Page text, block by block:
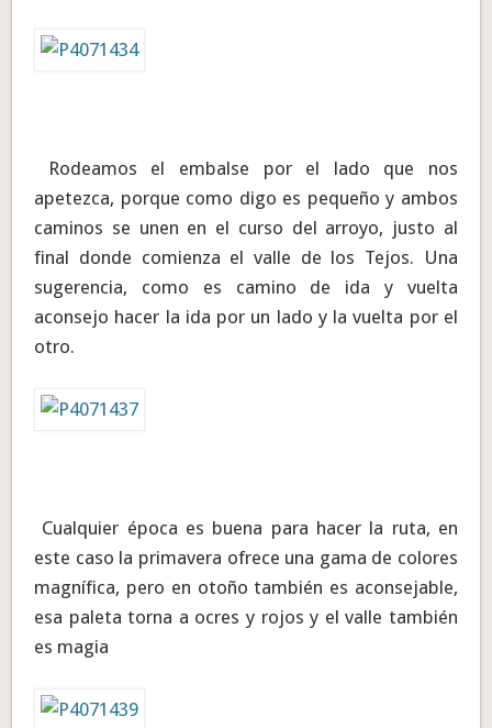
Rodeamos el embalse por el lado que nos
apetezca, porque como digo es pequeño y ambos
caminos se unen en el curso del arroyo, justo al
final donde comienza el valle de los Tejos. Una
sugerencia, como es camino de ida y vuelta
aconsejo hacer la ida por un lado y la vuelta por el
otro.
Cualquier época es buena para hacer la ruta, en
este caso la primavera ofrece una gama de colores
magnífica, pero en otoño también es aconsejable,
esa paleta torna a ocres y rojos y el valle también
es magia